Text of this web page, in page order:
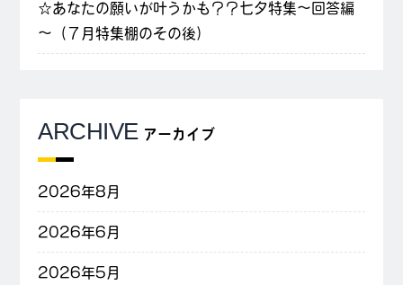
☆あなたの願いが叶うかも？？七夕特集～回答編
～（７月特集棚のその後）
ARCHIVE アーカイブ
2026年8月
2026年6月
2026年5月